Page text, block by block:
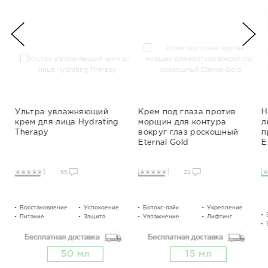
Ультра увлажняющий
крем для лица Hydrating
Therapy
55
Восстановление
Питание
Успокоение
Защита
Увлажнение
Сглаживание
50 мл
Крем под глаза против
морщин для контура
вокруг глаз роскошный
Eternal Gold
22
Ботокс-лайк
Увлажнение
Укрепление
Лифтинг
15 мл